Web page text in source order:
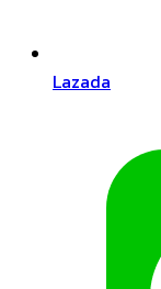
Lazada